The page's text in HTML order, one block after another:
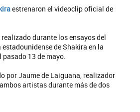
estrenaron el videoclip oficial de
durante los ensayos del
de Shakira en la
13 de mayo.
por Jaume de Laiguana, realizador
artistas durante más de dos